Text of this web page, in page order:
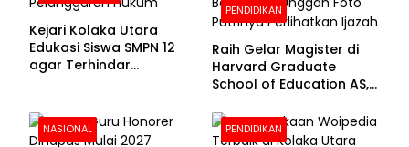
Kejari Kolaka Utara
Edukasi Siswa SMPN 12
agar Terhindar
PENDIDIKAN
Raih Gelar Magister di
Harvard Graduate
School of Education AS,
Foto Putrinya Perlihatkan
Ijazah
NASIONAL PENDIDIKAN